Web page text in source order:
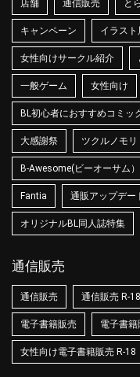
店舗 通信販売 と
キャンペーン イラスト
女性向けサークル紹介
一般ゲーム 女性向け
BL初心者におすすめコミッ
大感謝祭 ツクルノモリ
B-Awesome(ビーオーサム
Fantia 通販アップデー
オリジナルBL同人誌特集
通信販売
通信販売 通信販売 R-18
電子書籍販売 電子書籍
女性向け電子書籍販売 R-18